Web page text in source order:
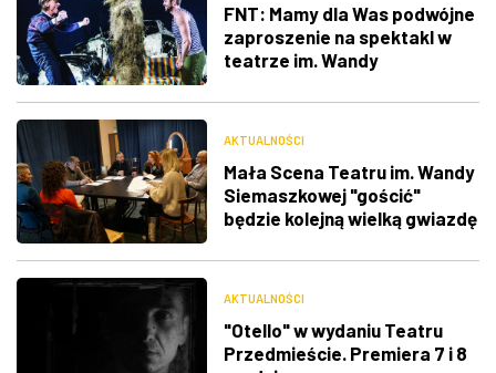
FNT: Mamy dla Was podwójne
zaproszenie na spektakl w
teatrze im. Wandy
AKTUALNOŚCI
Mała Scena Teatru im. Wandy
Siemaszkowej "gościć"
będzie kolejną wielką gwiazdę
AKTUALNOŚCI
"Otello" w wydaniu Teatru
Przedmieście. Premiera 7 i 8